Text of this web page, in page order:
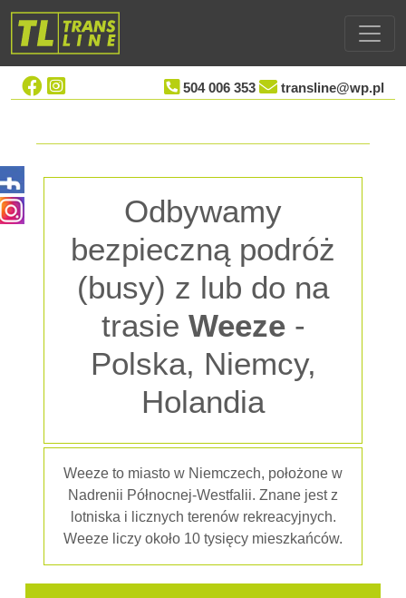
504 006 353 transline@wp.pl
Odbywamy
bezpieczną podróż
(busy) z lub do na
trasie Weeze-
Polska, Niemcy,
Holandia
Weeze to miasto w Niemczech, położone w
Nadrenii Północnej-Westfalii. Znane jest z
lotniska i licznych terenów rekreacyjnych.
Weeze liczy około 10 tysięcy mieszkańców.